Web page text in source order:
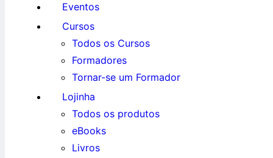
Eventos
Cursos
Todos os Cursos
Formadores
Tornar-se um Formador
Lojinha
Todos os produtos
eBooks
Livros